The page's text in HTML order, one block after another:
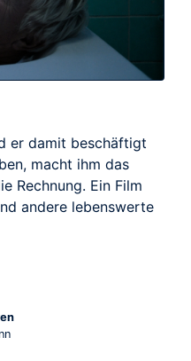
er damit beschäftigt
macht ihm das
Rechnung. Ein Film
andere lebenswerte